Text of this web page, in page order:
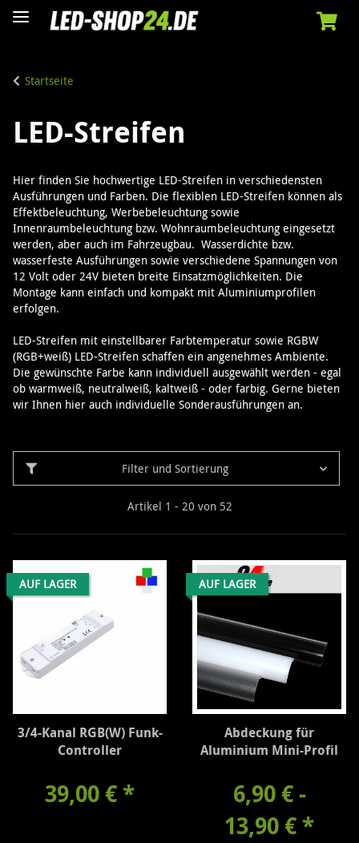
Startseite
LED-Streifen
Hier finden Sie hochwertige LED-Streifen in verschiedensten
Ausführungen und Farben. Die flexiblen LED-Streifen können als
Effektbeleuchtung, Werbebeleuchtung sowie
Innenraumbeleuchtung bzw. Wohnraumbeleuchtung eingesetzt
werden, aber auch im Fahrzeugbau. Wasserdichte bzw.
wasserfeste Ausführungen sowie verschiedene Spannungen von
12 Volt oder 24V bieten breite Einsatzmöglichkeiten. Die
Montage kann einfach und kompakt mit Aluminiumprofilen
erfolgen.
LED-Streifen mit einstellbarer Farbtemperatur sowie RGBW
(RGB+weiß) LED-Streifen schaffen ein angenehmes Ambiente.
Die gewünschte Farbe kann individuell ausgewählt werden - egal
ob warmweiß, neutralweiß, kaltweiß - oder farbig. Gerne bieten
wir Ihnen hier auch individuelle Sonderausführungen an.
Filter und Sortierung
Artikel 1 - 20 von 52
AUF LAGER
3/4-Kanal RGB(W) Funk-
Controller
39,00 € *
AUF LAGER
Abdeckung für
Aluminium Mini-Profil
6,90 € -
13,90 € *